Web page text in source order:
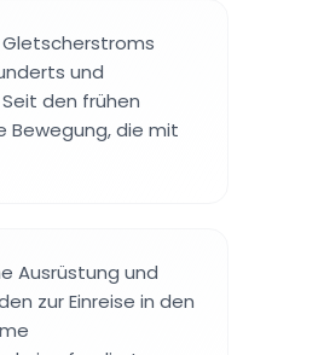
und
den frühen
Bewegung, die mit
Ausrüstung und
zur Einreise in den